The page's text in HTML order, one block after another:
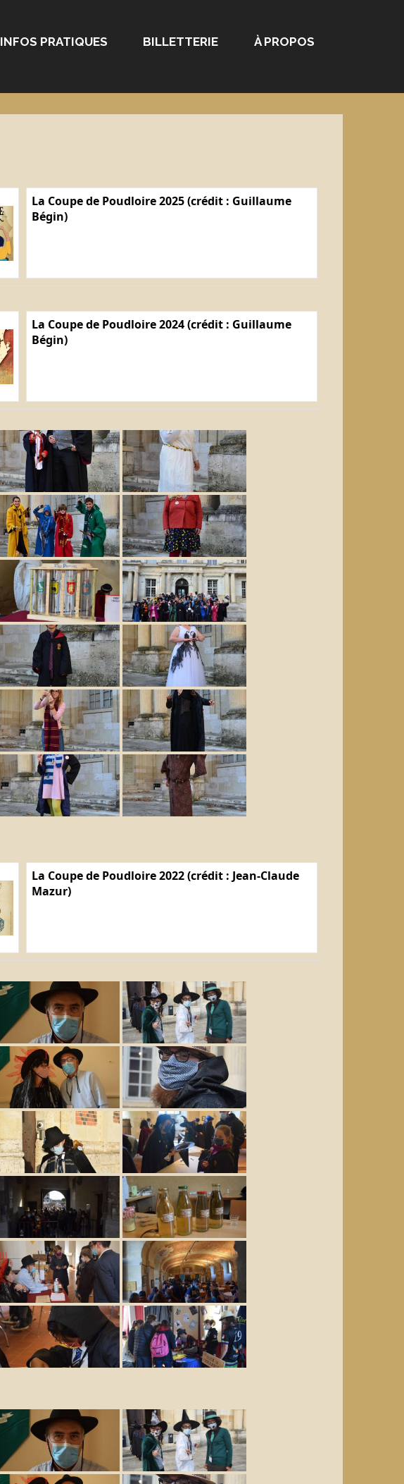
INFOS PRATIQUES BILLETTERIE À PROPOS
La Coupe de Poudloire 2025 (crédit : Guillaume
Bégin)
La Coupe de Poudloire 2024 (crédit : Guillaume
Bégin)
La Coupe de Poudloire 2022 (crédit : Jean-Claude
Mazur)